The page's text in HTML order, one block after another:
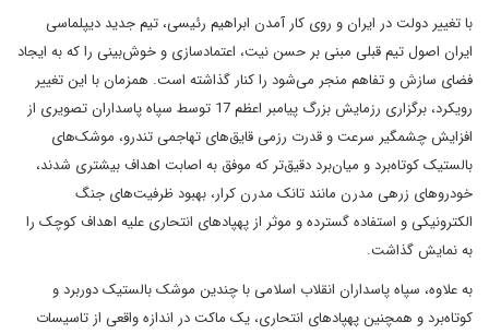
با تغییر دولت در ایران و روی کار آمدن ابراهیم رئیسی، تیم جدید دیپلماسی
ایران اصول تیم قبلی مبنی بر حسن نیت، اعتمادسازی و خوش‌بینی را که به ایجاد
فضای سازش و تفاهم منجر می‌شود را کنار گذاشته است. همزمان با این تغییر
رویکرد، برگزاری رزمایش بزرگ پیامبر اعظم 17 توسط سپاه پاسداران تصویری از
افزایش چشمگیر سرعت و قدرت رزمی قایق‌های تهاجمی تندرو، موشک‌های
بالستیک کوتاه‌برد و میان‌برد دقیق‌تر که موفق به اصابت اهداف بیشتری شدند،
خودروهای زرهی مدرن مانند تانک مدرن کرار، بهبود ظرفیت‌های جنگ
الکترونیکی و استفاده گسترده و موثر از پهپادهای انتحاری علیه اهداف کوچک را
به نمایش گذاشت.
به علاوه، سپاه پاسداران انقلاب اسلامی با چندین موشک بالستیک دوربرد و
کوتاه‌برد و همچنین پهپادهای انتحاری، یک ماکت در اندازه واقعی از تاسیسات